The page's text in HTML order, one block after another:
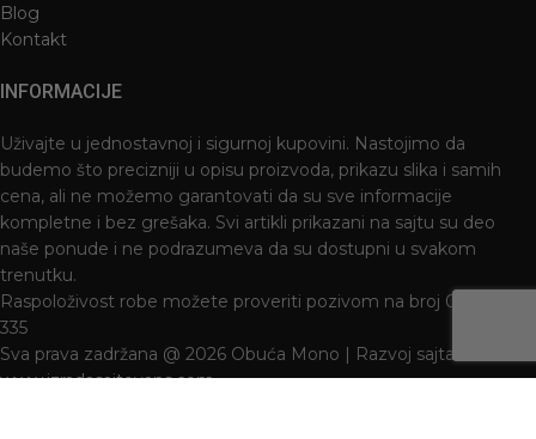
Blog
Kontakt
INFORMACIJE
Uživajte u jednostavnoj i sigurnoj kupovini. Nastojimo da
budemo što precizniji u opisu proizvoda, prikazu slika i samih
cena, ali ne možemo garantovati da su sve informacije
kompletne i bez grešaka. Svi artikli prikazani na sajtu su deo
naše ponude i ne podrazumeva da su dostupni u svakom
trenutku.
Raspoloživost robe možete proveriti pozivom na broj 021 3046
335
Sva prava zadržana @ 2026 Obuća Mono | Razvoj sajta
www.izradasajtovans.com